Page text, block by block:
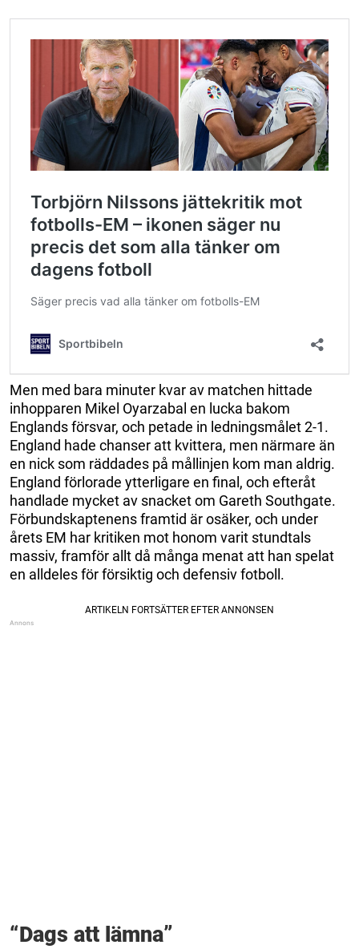
Men med bara minuter kvar av matchen hittade
inhopparen Mikel Oyarzabal en lucka bakom
Englands försvar, och petade in ledningsmålet 2-1.
England hade chanser att kvittera, men närmare än
en nick som räddades på mållinjen kom man aldrig.
England förlorade ytterligare en final, och efteråt
handlade mycket av snacket om Gareth Southgate.
Förbundskaptenens framtid är osäker, och under
årets EM har kritiken mot honom varit stundtals
massiv, framför allt då många menat att han spelat
en alldeles för försiktig och defensiv fotboll.
“Dags att lämna”